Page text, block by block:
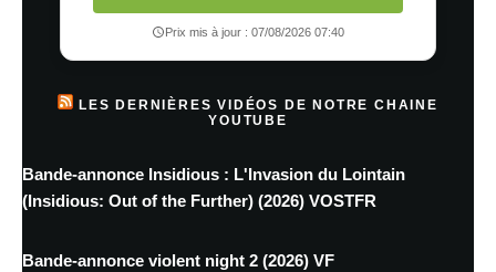
Prix mis à jour : 07/08/2026 07:40
LES DERNIÈRES VIDÉOS DE NOTRE CHAINE
YOUTUBE
Bande-annonce Insidious : L'Invasion du Lointain
(Insidious: Out of the Further) (2026) VOSTFR
Bande-annonce violent night 2 (2026) VF